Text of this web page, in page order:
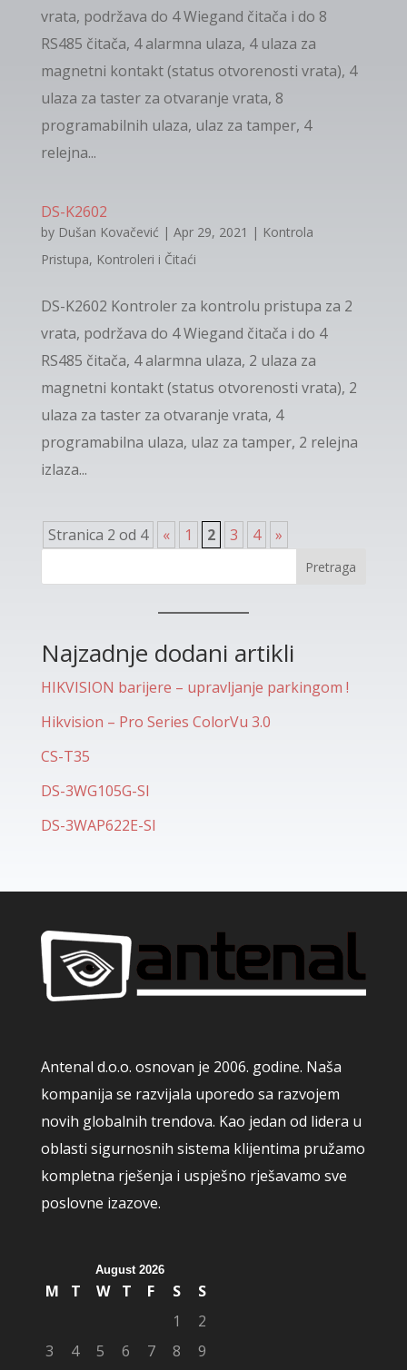
vrata, podržava do 4 Wiegand čitača i do 8
RS485 čitača, 4 alarmna ulaza, 4 ulaza za
magnetni kontakt (status otvorenosti vrata), 4
ulaza za taster za otvaranje vrata, 8
programabilnih ulaza, ulaz za tamper, 4
relejna...
DS-K2602
by Dušan Kovačević | Apr 29, 2021 | Kontrola
Pristupa, Kontroleri i Čitaći
DS-K2602 Kontroler za kontrolu pristupa za 2
vrata, podržava do 4 Wiegand čitača i do 4
RS485 čitača, 4 alarmna ulaza, 2 ulaza za
magnetni kontakt (status otvorenosti vrata), 2
ulaza za taster za otvaranje vrata, 4
programabilna ulaza, ulaz za tamper, 2 relejna
izlaza...
Stranica 2 od 4 « 1 2 3 4 »
Pretraga
Najzadnje dodani artikli
HIKVISION barijere – upravljanje parkingom !
Hikvision – Pro Series ColorVu 3.0
CS-T35
DS-3WG105G-SI
DS-3WAP622E-SI
Antenal d.o.o. osnovan je 2006. godine. Naša
kompanija se razvijala uporedo sa razvojem
novih globalnih trendova. Kao jedan od lidera u
oblasti sigurnosnih sistema klijentima pružamo
kompletna rješenja i uspješno rješavamo sve
poslovne izazove.
August 2026
M T W T F S
S
1
2
3
4 5 6 7 8 9